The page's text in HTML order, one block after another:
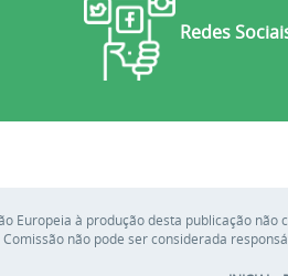
Redes
Europeia à produção desta publicação
Comissão não pode ser considerada